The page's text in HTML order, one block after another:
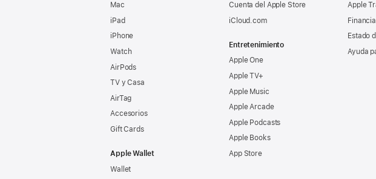
Mac
iPad
iPhone
Watch
AirPods
TV y Casa
AirTag
Accesorios
Gift Cards
Apple Wallet
Wallet
Cuenta del Apple Store
iCloud.com
Entretenimiento
Apple One
Apple TV+
Apple Music
Apple Arcade
Apple Podcasts
Apple Books
App Store
Apple
Estado
Ayuda